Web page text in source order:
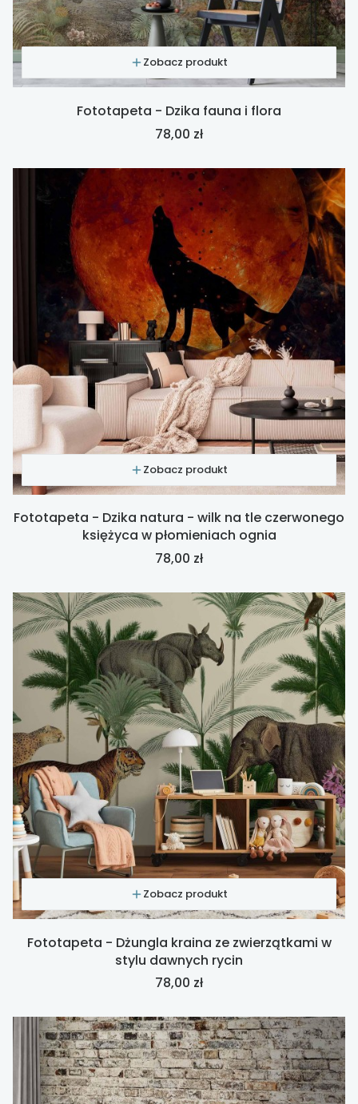
Zobacz produkt
Fototapeta - Dzika fauna i flora
Cena
78,00 zł
Zobacz produkt
Fototapeta - Dzika natura - wilk na tle czerwonego
księżyca w płomieniach ognia
Cena
78,00 zł
Zobacz produkt
Fototapeta - Dżungla kraina ze zwierzątkami w
stylu dawnych rycin
Cena
78,00 zł